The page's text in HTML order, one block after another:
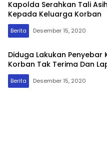
Kapolda Serahkan Tali
Kepada Keluarga Korban
Berita Desember 15, 2020
FaktualNET
Diduga Lakukan Penyebar
Korban Tak Terima Dan
Berita Desember 15, 2020